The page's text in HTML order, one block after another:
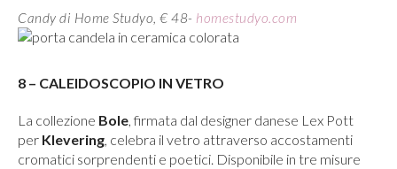
Candy di Home Studyo, € 48- homestudyo.com
8 – CALEIDOSCOPIO IN VETRO
La collezione Bole, firmata dal designer danese Lex Pott
per Klevering, celebra il vetro attraverso accostamenti
cromatici sorprendenti e poetici. Disponibile in tre misure